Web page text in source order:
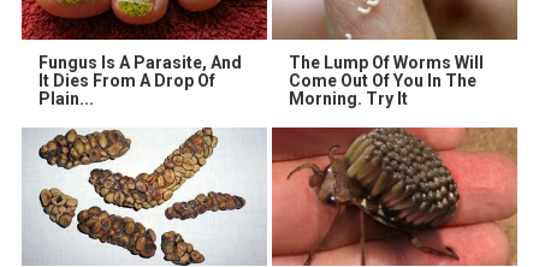
Fungus Is A Parasite, And
It Dies From A Drop Of
Plain...
The Lump Of Worms Will
Come Out Of You In The
Morning. Try It